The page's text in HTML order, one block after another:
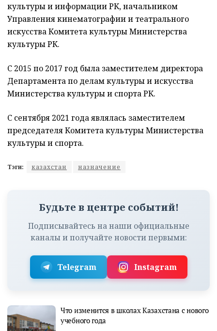
культуры и информации РК, начальником
Управления кинематографии и театрального
искусства Комитета культуры Министерства
культуры РК.
С 2015 по 2017 год была заместителем директора
Департамента по делам культуры и искусства
Министерства культуры и спорта РК.
С сентября 2021 года являлась заместителем
председателя Комитета культуры Министерства
культуры и спорта.
Тэги: казахстан назначение
Будьте в центре событий!
Подписывайтесь на наши официальные
каналы и получайте новости первыми:
Telegram Instagram
Что изменится в школах Казахстана с нового
учебного года